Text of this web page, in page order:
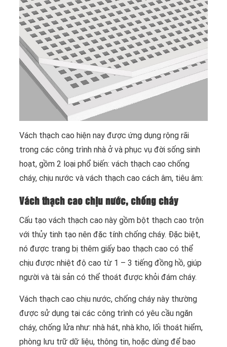
Vách thạch cao hiện nay được ứng dụng rộng rãi
trong các công trình nhà ở và phục vụ đời sống sinh
hoạt, gồm 2 loại phổ biến: vách thạch cao chống
cháy, chịu nước và vách thạch cao cách âm, tiêu âm:
Vách thạch cao chịu nước, chống cháy
Cấu tạo vách thạch cao này gồm bột thạch cao trộn
với thủy tinh tạo nên đặc tính chống cháy. Đặc biệt,
nó được trang bị thêm giấy bao thạch cao có thể
chịu được nhiệt độ cao từ 1 – 3 tiếng đồng hồ, giúp
người và tài sản có thể thoát được khỏi đám cháy.
Vách thạch cao chịu nước, chống cháy này thường
được sử dụng tại các công trình có yêu cầu ngăn
cháy, chống lửa như: nhà hát, nhà kho, lối thoát hiểm,
phòng lưu trữ dữ liệu, thông tin, hoặc dùng để bao